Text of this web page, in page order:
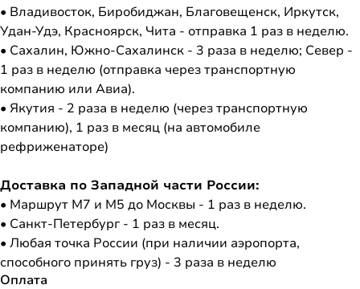
• Владивосток, Биробиджан, Благовещенск, Иркутск,
Удан-Удэ, Красноярск, Чита - отправка 1 раз в неделю.
• Сахалин, Южно-Сахалинск - 3 раза в неделю; Север -
1 раз в неделю (отправка через транспортную
компанию или Авиа).
• Якутия - 2 раза в неделю (через транспортную
компанию), 1 раз в месяц (на автомобиле
рефриженаторе)
Доставка по Западной части России:
• Маршрут М7 и М5 до Москвы - 1 раз в неделю.
• Санкт-Петербург - 1 раз в месяц.
• Любая точка России (при наличии аэропорта,
способного принять груз) - 3 раза в неделю
Оплата